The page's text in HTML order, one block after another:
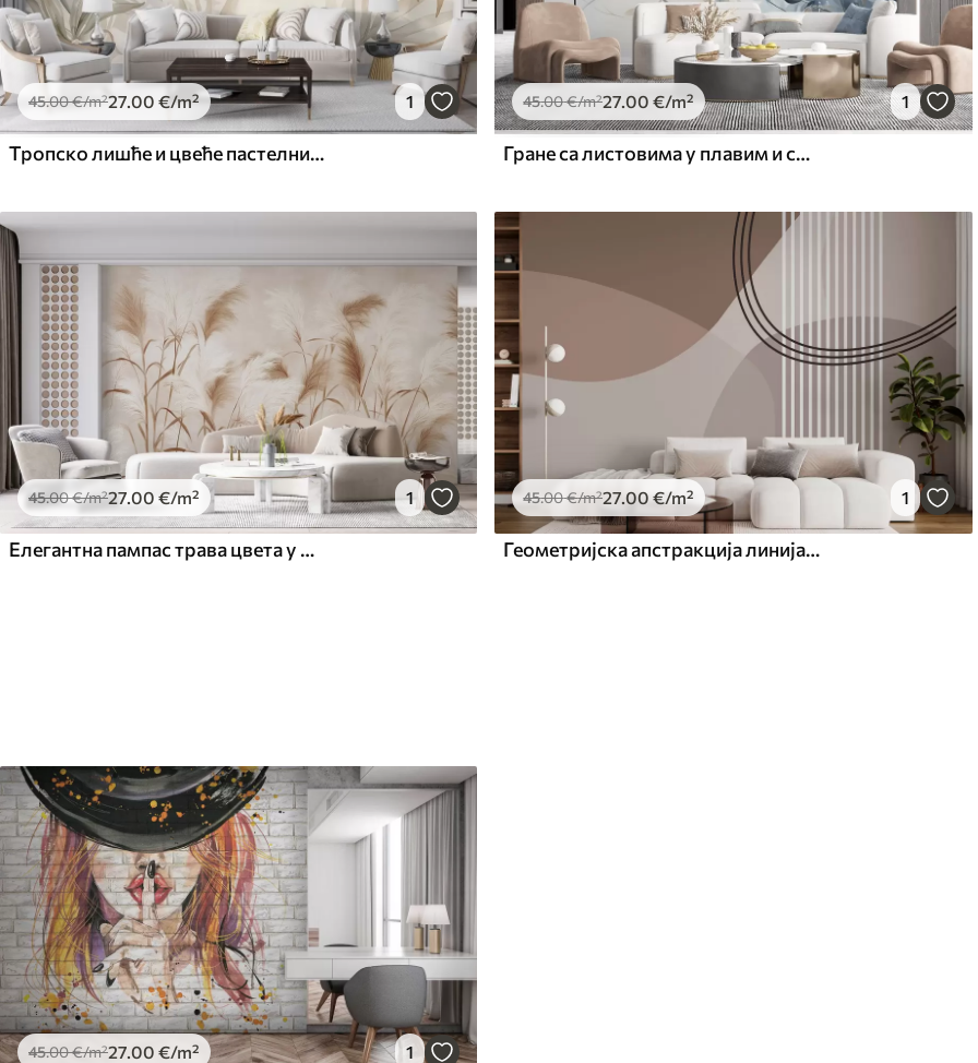
45.00€/m²27.00 €/m² 1
Тропско лишће и цвеће пастелних боја, са светло зеленим, кремастим и суптилним ружичастим
45.00€/m²27.00 €/m² 1
Гране са листовима у плавим и смеђим тоновима, светле позадине, меке и нежне, акварел стил
45.00€/m²27 .00 €/m² 1
Елегантна пампас трава цвета у меким беж и млечним тоновима
45.00€/m²27.00 €/m² 1
Геометријска апстракција линија и круг минимализам модеран стил
45.00€/m²27.00 €/m² 1